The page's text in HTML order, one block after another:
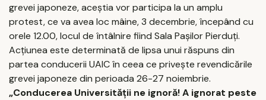
grevei japoneze, aceştia vor participa la un amplu
protest, ce va avea loc mâine, 3 decembrie, începând cu
orele 12.00, locul de întâlnire fiind Sala Paşilor Pierduţi.
Acţiunea este determinată de lipsa unui răspuns din
partea conducerii UAIC în ceea ce priveşte revendicările
grevei japoneze din perioada 26-27 noiembrie.
„Conducerea Universităţii ne ignoră! A ignorat peste